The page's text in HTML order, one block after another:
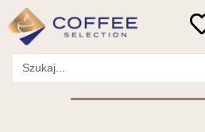
Search
for: